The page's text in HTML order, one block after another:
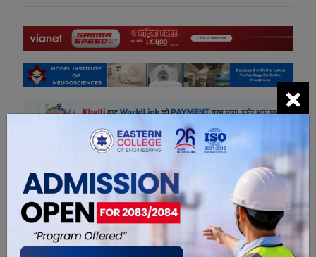
सम्बंधित खबरहरु
×